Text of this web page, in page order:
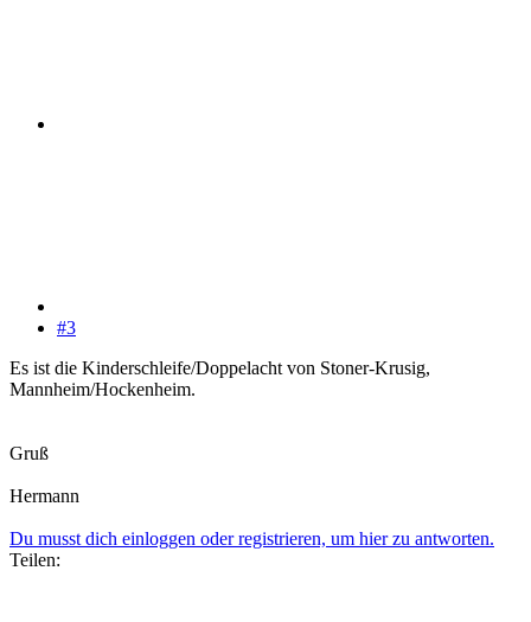
#3
Es ist die Kinderschleife/Doppelacht von Stoner-Krusig,
Mannheim/Hockenheim.
Gruß
Hermann
Du musst dich einloggen oder registrieren, um hier zu antworten.
Teilen: